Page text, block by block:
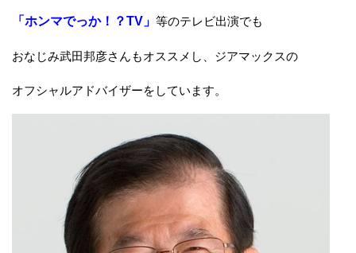
「ホンマでっか！？TV」 等のテレビ出演でも
おなじみ武田邦彦さんもオススメし、ジアマックスの
オフシャルアドバイザーをしています。